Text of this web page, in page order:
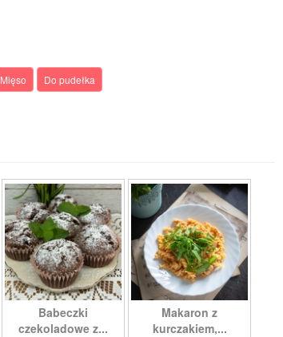
Mięso Do pudełka
Babeczki
czekoladowe z...
Makaron z
kurczakiem,...